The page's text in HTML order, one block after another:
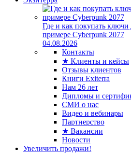
Где и как покупать ключи
примере Cyberpunk 2077
04.08.2026
Контакты
★ Клиенты и кейсы
Отзывы клиентов
Книги Exiterra
Нам 26 лет
Дипломы и
СМИ о нас
Видео и вебинары
Партнерство
★ Вакансии
Новости
Увеличить продажи!